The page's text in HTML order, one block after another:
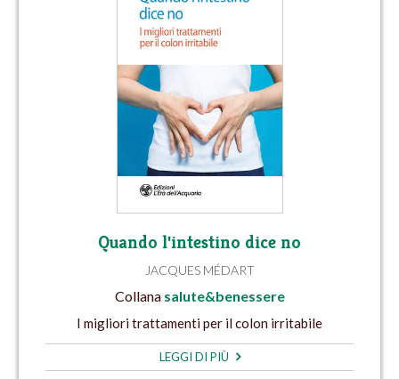
Quando l'intestino dice no
JACQUES MÉDART
Collana salute&benessere
I migliori trattamenti per il colon irritabile
LEGGI DI PIÙ